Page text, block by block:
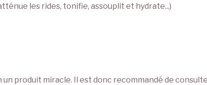
les rides, tonifie, assouplit et hydrate...)
produit miracle. Il est donc recommandé de